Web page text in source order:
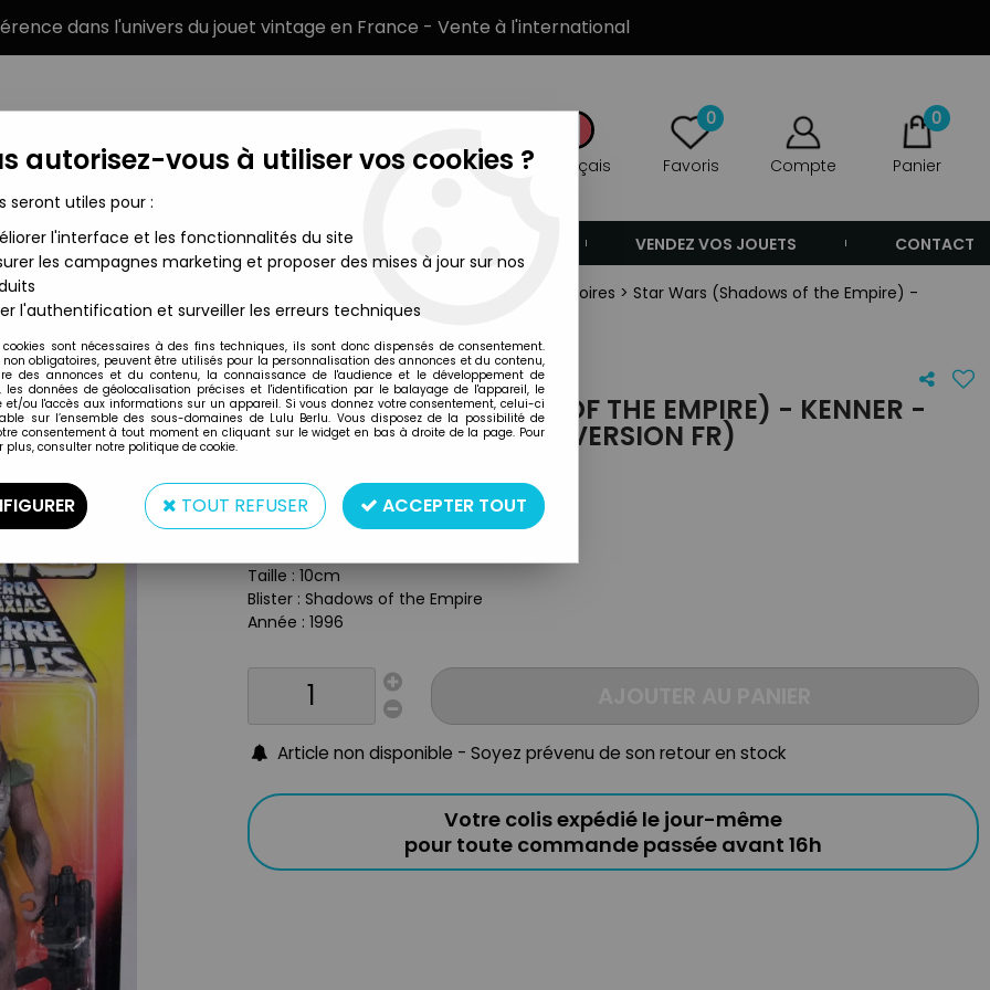
dans l'univers du jouet vintage en France - Vente à l'international
Français
0
Favoris Compte
0
Panier
MARQUES TYPE DE PRODUIT VENDEZ VOS JOUETS CONTACT
of the Empire Star Wars Shadows of the Empire Figurines & Accessoires > Star Wars (Shadows of the Empire) -
Kenner
STAR WARS (SHADOWS OF THE EMPIRE) - KENNER -
CHEWBACCA SNOOVA (VERSION FR)
Réf. :REF574
Type : Figurine Articulée
Taille : 10cm
Blister : Shadows of the Empire
Année : 1996
Article non disponible - Soyez prévenu de son retour en stock
Votre colis expédié le jour-même
pour toute commande passée avant 16h
autorisez-vous à utiliser vos cookies ?
seront utiles pour :
l'interface et les fonctionnalités du site
les campagnes marketing et proposer des mises à jour sur nos
l'authentification et surveiller les erreurs techniques
cookies sont nécessaires à des fins techniques, ils sont donc dispensés de consentement.
non obligatoires, peuvent être utilisés pour la personnalisation des annonces et du contenu,
des annonces et du contenu, la connaissance de l'audience et le développement de
les données de géolocalisation précises et l'identification par le balayage de l'appareil, le
et/ou l'accès aux informations sur un appareil. Si vous donnez votre consentement, celui-ci
sur l’ensemble des sous-domaines de Lulu Berlu. Vous disposez de la possibilité de
consentement à tout moment en cliquant sur le widget en bas à droite de la page. Pour
plus, consulter notre politique de cookie.
TOUT REFUSER ACCEPTER TOUT